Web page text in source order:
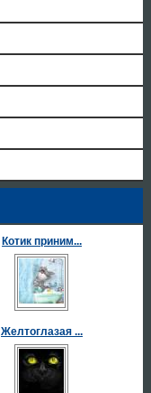
Котик приним...
Желтоглазая ...